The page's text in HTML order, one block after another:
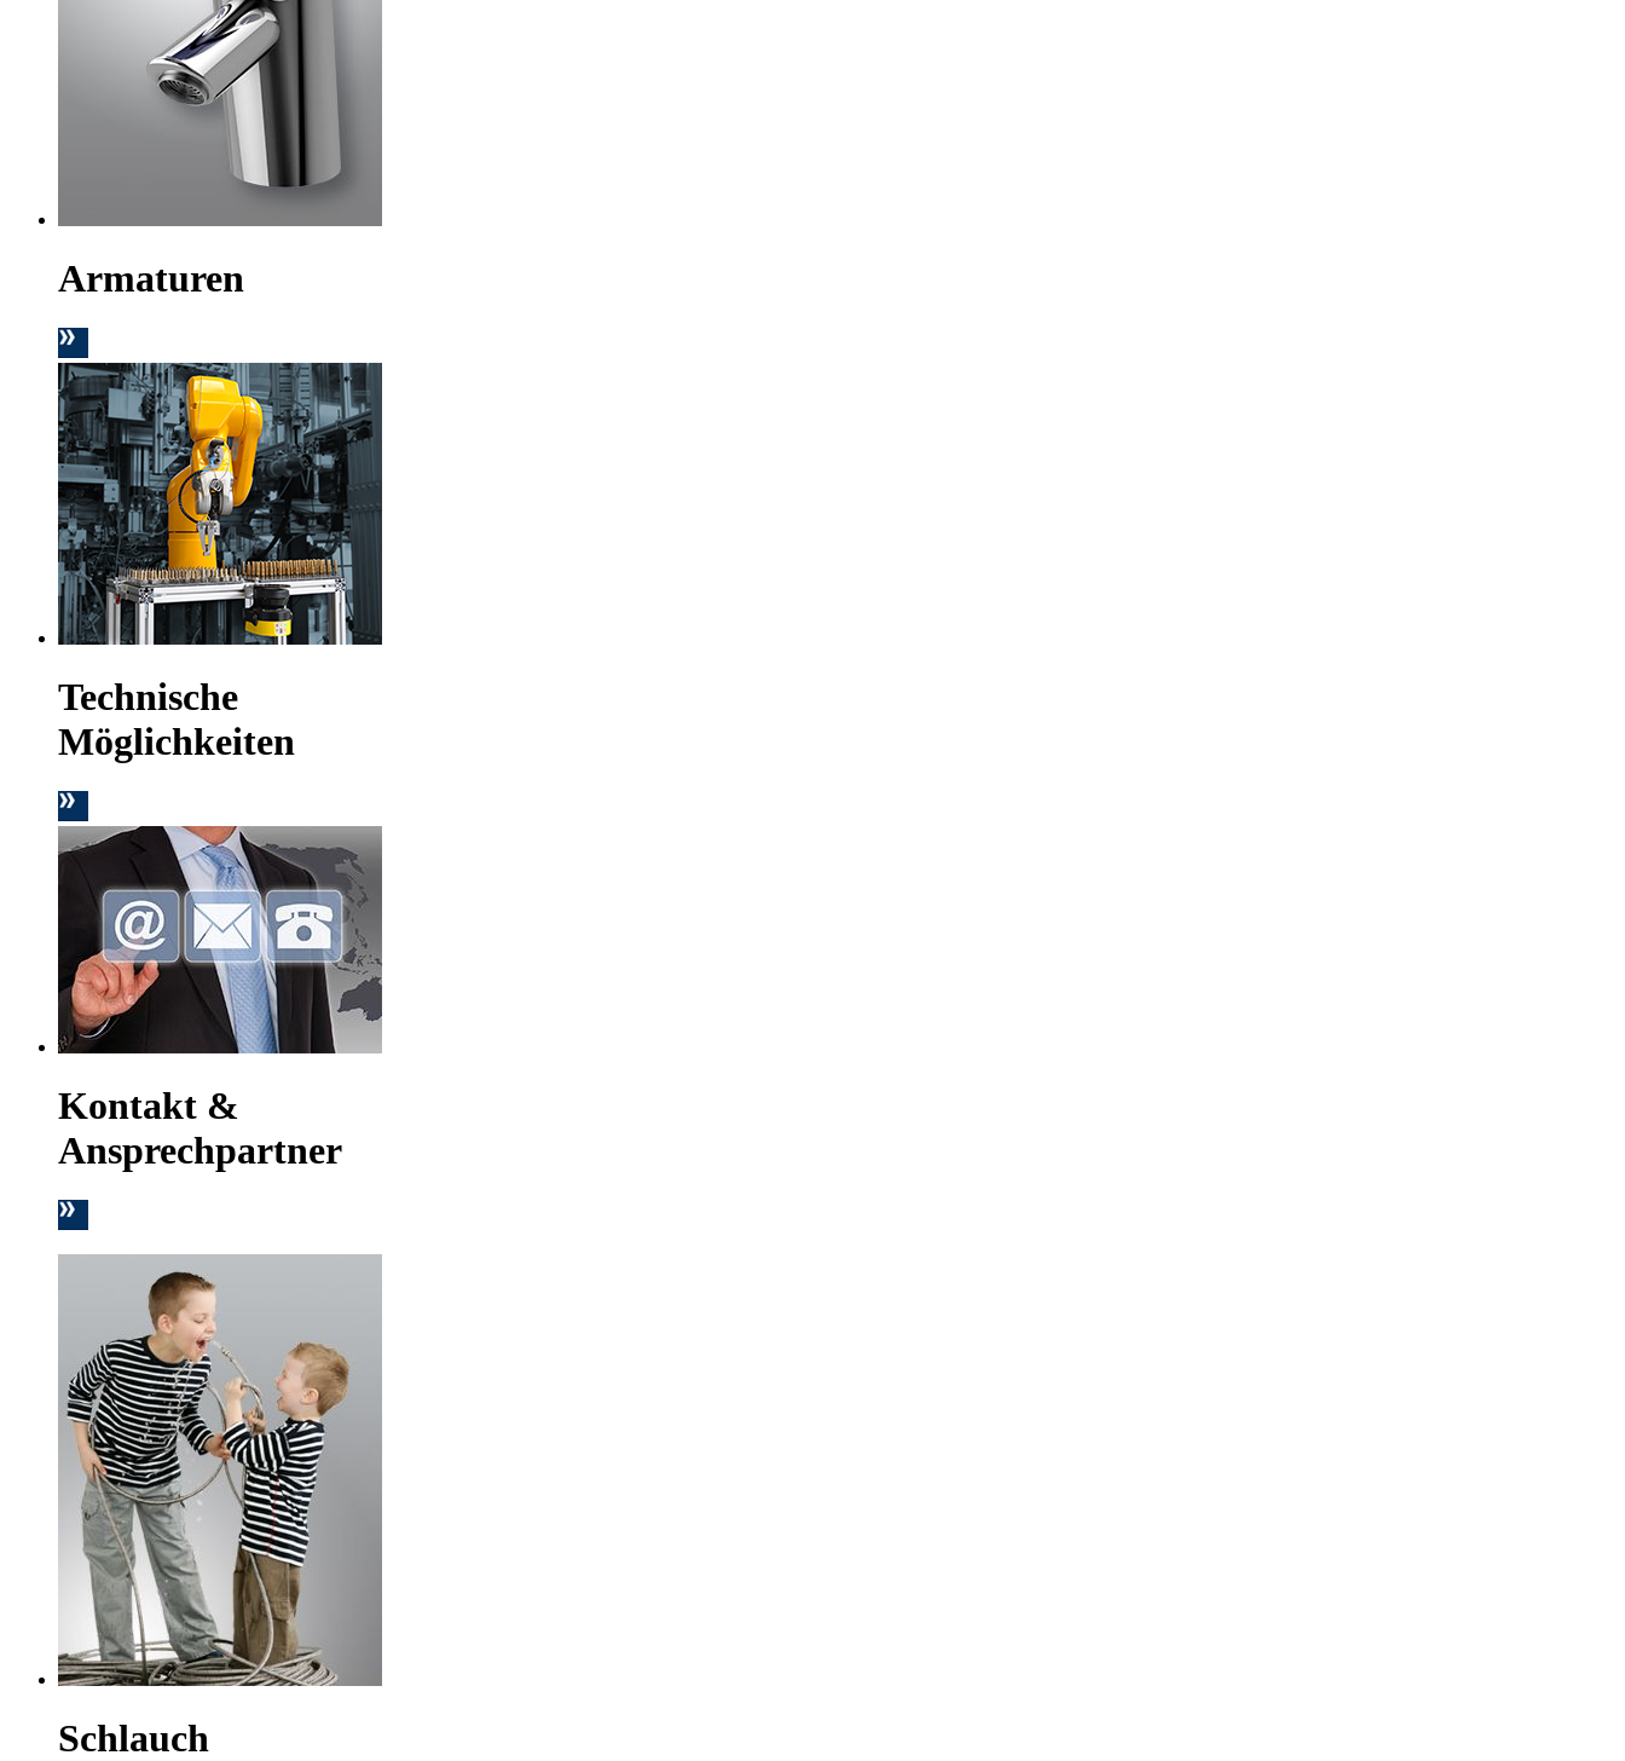
Armaturen
Technische
Möglichkeiten
Kontakt &
Ansprechpartner
Schlauch